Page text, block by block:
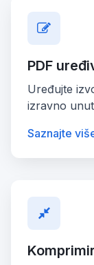
PDF
Uređujte
izravno
Saznajte